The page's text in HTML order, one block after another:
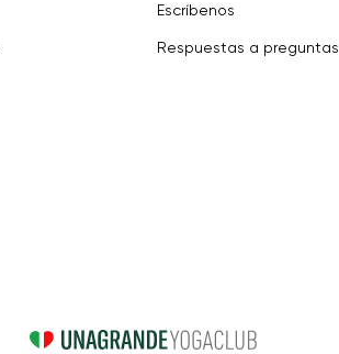
Escríbenos
Respuestas a preguntas